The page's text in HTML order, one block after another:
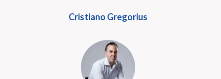
Cristiano Gregorius